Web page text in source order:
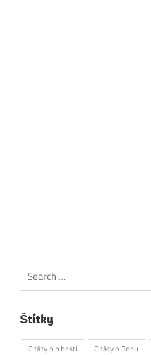
Štítky
Citáty o blbosti Citáty o Bohu